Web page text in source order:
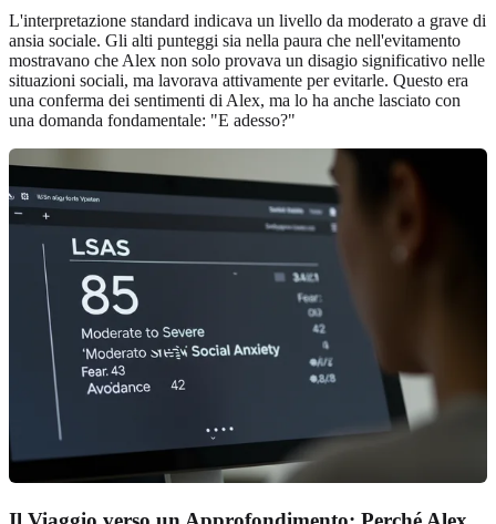
L'interpretazione standard indicava un livello da moderato a grave di
ansia sociale. Gli alti punteggi sia nella paura che nell'evitamento
mostravano che Alex non solo provava un disagio significativo nelle
situazioni sociali, ma lavorava attivamente per evitarle. Questo era
una conferma dei sentimenti di Alex, ma lo ha anche lasciato con
una domanda fondamentale: "E adesso?"